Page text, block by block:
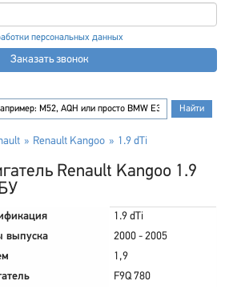
персональных данных
Заказать звонок
Renault Kangoo 1.9 dTi
Renault Kangoo 1.9
1.9 dTi
выпуска
2000 - 2005
1,9
F9Q 780